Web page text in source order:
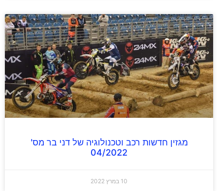
מגזין חדשות רכב וטכנולוגיה של דני בר מס'
04/2022
10 במרץ 2022